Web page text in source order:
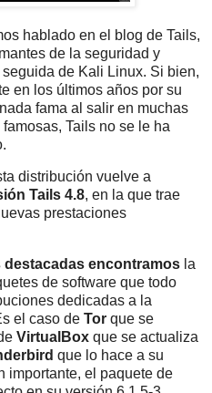
hablado en el blog de Tails,
de la seguridad y
de Kali Linux. Si bien,
en los últimos años por su
fama al salir en muchas
Tails no se le ha
distribución vuelve a
Tails 4.8, en la que trae
prestaciones
destacadas encontramos la
de software que todo
dedicadas a la
el caso de Tor que se
VirtualBox que se actualiza
que lo hace a su
importante, el paquete de